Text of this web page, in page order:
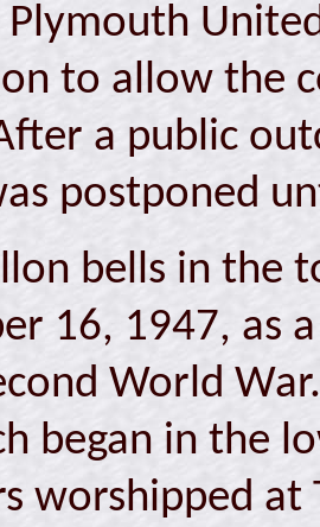
Plymouth
to allow the
a public
postponed
bells in the
16, 1947, as
World
began in the
worshipped